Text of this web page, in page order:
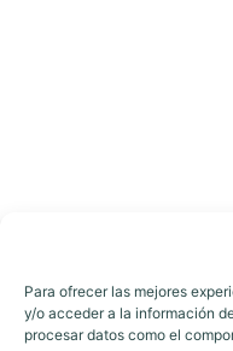
Para ofrecer las mejores
y/o acceder a la información
procesar datos como el